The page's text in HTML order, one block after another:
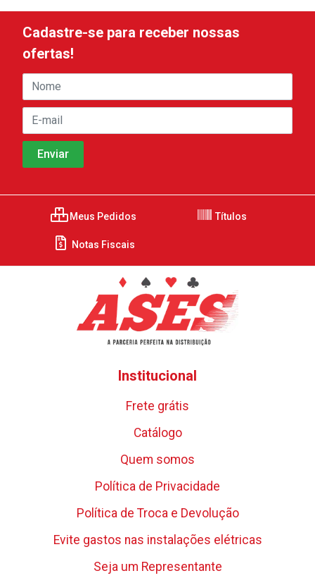
Cadastre-se para receber nossas
ofertas!
Meus Pedidos Títulos
Notas Fiscais
Institucional
Frete grátis
Catálogo
Quem somos
Política de Privacidade
Política de Troca e Devolução
Evite gastos nas instalações elétricas
Seja um Representante